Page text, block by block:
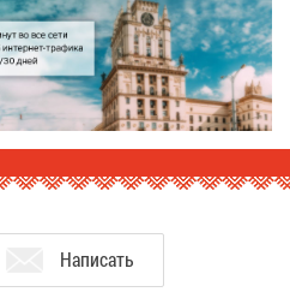
На­пи­сать